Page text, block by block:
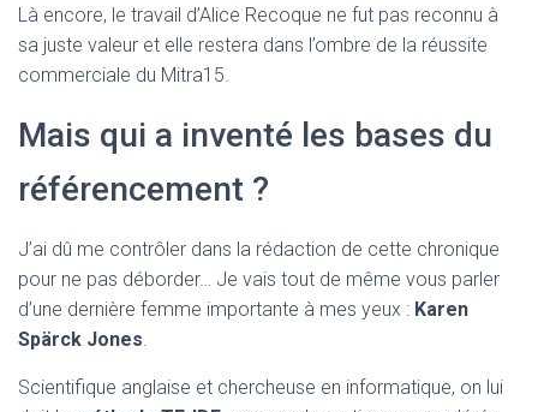
Là encore, le travail d’Alice Recoque ne fut pas reconnu à
sa juste valeur et elle restera dans l’ombre de la réussite
commerciale du Mitra15.
Mais qui a inventé les bases du
référencement ?
J’ai dû me contrôler dans la rédaction de cette chronique
pour ne pas déborder… Je vais tout de même vous parler
d’une dernière femme importante à mes yeux : Karen
Spärck Jones.
Scientifique anglaise et chercheuse en informatique, on lui